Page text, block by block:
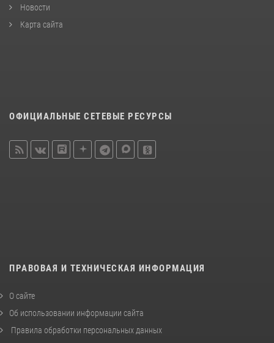
Новости
Карта сайта
ОФИЦИАЛЬНЫЕ СЕТЕВЫЕ РЕСУРСЫ
ПРАВОВАЯ И ТЕХНИЧЕСКАЯ ИНФОРМАЦИЯ
О сайте
Об использовании информации сайта
Правила обработки персональных данных